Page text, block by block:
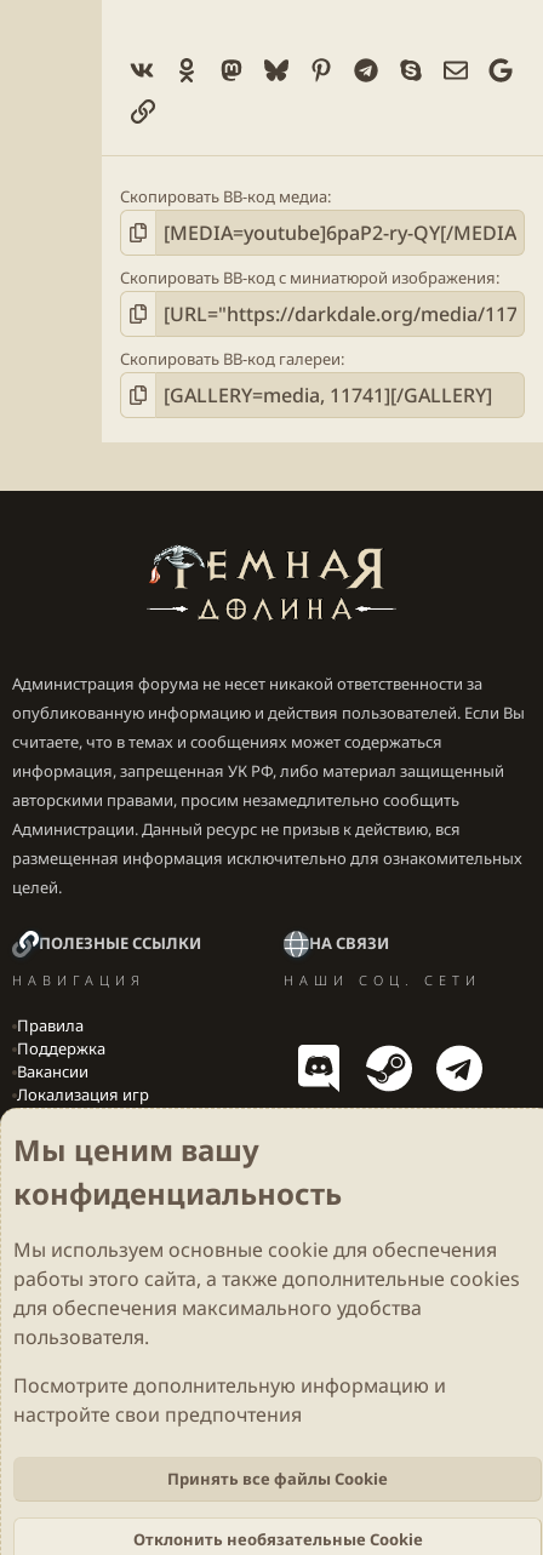
Vk Ok Mastodon
BlueskyPinterest
Telegram
Skype
Ссылка
Скопировать BB-код медиа
Скопировать BB-код с миниатюрой изображения
Скопировать BB-код галереи
Администрация форума не несет никакой ответственности за
опубликованную информацию и действия пользователей. Если Вы
считаете, что в темах и сообщениях может содержаться
информация, запрещенная УК РФ, либо материал защищенный
авторскими правами, просим незамедлительно сообщить
Администрации. Данный ресурс не призыв к действию, вся
размещенная информация исключительно для ознакомительных
целей.
ПОЛЕЗНЫЕ ССЫЛКИ
НАВИГАЦИЯ
Правила
Поддержка
Вакансии
Локализация игр
НА СВЯЗИ
НАШИ СОЦ. СЕТИ
Cookies Darkdale - Основа [v.2.3.2 rc1] 🔥
Политика конфиденциальности
Помощь
R
S
Parts of this site developed by MadeBy2D © 2026 ( Details)
Theming with
by: Darkdale.org
Мы ценим вашу
конфиденциальность
Мы используем основные cookieдля обеспечения
работы этого сайта, а также дополнительные cookies
для обеспечения максимального удобства
пользователя.
Посмотрите дополнительную информацию и
настройте свои предпочтения
Принять все файлы Cookie
Отклонить необязательные Cookie